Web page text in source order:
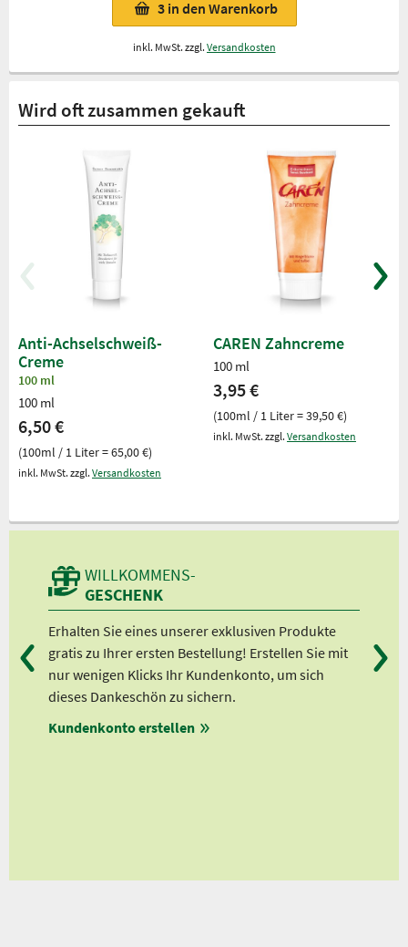
3 in den Warenkorb
inkl. MwSt. zzgl. Versandkosten
Wird oft zusammen gekauft
Anti-Achselschweiß-
Creme
100 ml
100 ml
6,50 €
(100ml / 1 Liter = 65,00 €)
inkl. MwSt. zzgl. Versandkosten
CAREN Zahncreme
100 ml
3,95 €
(100ml / 1 Liter = 39,50 €)
inkl. MwSt. zzgl. Versandkosten
WILLKOMMENS-
GESCHENK
Erhalten Sie eines unserer exklusiven Produkte
gratis zu Ihrer ersten Bestellung! Erstellen Sie mit
nur wenigen Klicks Ihr Kundenkonto, um sich
dieses Dankeschön zu sichern.
Kundenkonto erstellen
Ab